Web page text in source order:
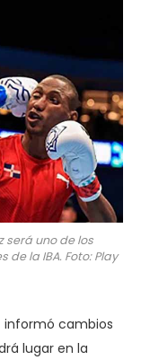
será uno de los
la IBA. Foto: Play
informó cambios
lugar en la